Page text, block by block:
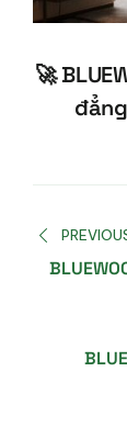
🚀